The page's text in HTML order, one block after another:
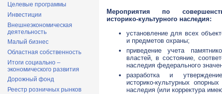
Целевые программы
Инвестиции
Внешнеэкономическая
деятельность
Малый бизнес
Областная собственность
Итоги социально –
экономического развития
Дорожный фонд
Реестр розничных рынков
Мероприятия по
историко-культурного наследия:
установление для всех
и предметов охраны;
приведение учета
властей, в состояние,
наследия федерального
разработка и
историко-культурных опорных
наследия (или корректура